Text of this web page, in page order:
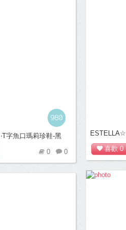
980
字魚口瑪莉珍鞋-黑
0
0
蝶結低跟鞋
喜歡0